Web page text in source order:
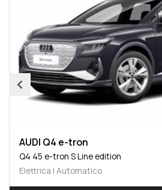
AUDI Q6 e-tron
Q6 e-tron s line edition quattro
9/2025 | 7000 km | Elettrica |